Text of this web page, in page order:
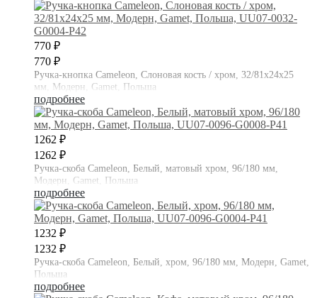
770 ₽
770 ₽
Ручка-кнопка Cameleon, Слоновая кость / хром, 32/81х24х25
мм, Модерн, Gamet, Польша
подробнее
1262 ₽
1262 ₽
Ручка-скоба Cameleon, Белый, матовый хром, 96/180 мм,
Модерн, Gamet, Польша
подробнее
1232 ₽
1232 ₽
Ручка-скоба Cameleon, Белый, хром, 96/180 мм, Модерн, Gamet,
Польша
подробнее